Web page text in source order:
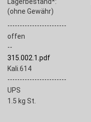
(ohne Gewähr)
------------------------
offen
--
315.002.1.pdf
Kali.614
------------------------
UPS
1.5 kg St.